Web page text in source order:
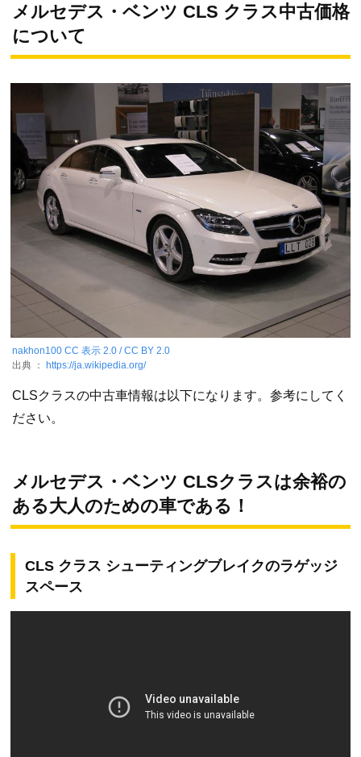
メルセデス・ベンツ CLS クラス中古価格
について
nakhon100 CC 表示 2.0 / CC BY 2.0
出典 ：
https://ja.wikipedia.org/
CLSクラスの中古車情報は以下になります。参考にしてく
ださい。
メルセデス・ベンツ CLSクラスは余裕の
ある大人のための車である！
CLS クラス シューティングブレイクのラゲッジ
スペース